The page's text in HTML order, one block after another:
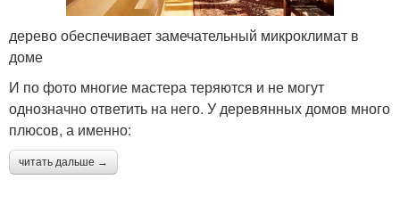
дерево обеспечивает замечательный микроклимат в
доме
И по фото многие мастера теряются и не могут
однозначно ответить на него. У деревянных домов много
плюсов, а именно:
читать дальше →